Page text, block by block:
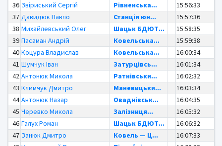
36 Звіриський Сергій Рівненська...
15:56:33
37 Давидюк Павло Станція юн...
15:57:36
38 Михайлевський Олег Шацьк БДЮТ...
15:58:35
39 Пасаман Андрій Ковельська...
15:59:38
40 Коцура Владислав Ковельська...
16:00:34
41 Шумчук Іван Затурцівсь...
16:01:34
42 Антонюк Микола Ратнівськи...
16:02:32
43 Климчук Дмитро Маневицьки...
16:03:34
44 Антонюк Назар Оваднівськ...
16:04:35
45 Черевко Микола Залізниця...
16:05:32
46 Галух Роман Шацьк БДЮТ...
16:06:32
47 Занюк Дмитро Ковель — Ц...
16:07:33